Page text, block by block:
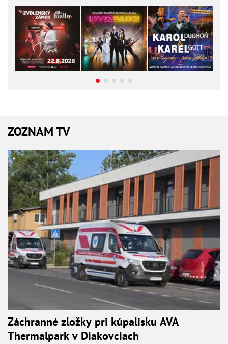
ZOZNAM TV
Záchranné zložky pri kúpalisku AVA
Thermalpark v Diakovciach